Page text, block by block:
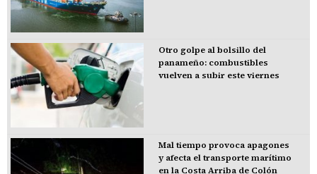
Otro golpe al bolsillo del
panameño: combustibles
vuelven a subir este viernes
Mal tiempo provoca apagones
y afecta el transporte marítimo
en la Costa Arriba de Colón